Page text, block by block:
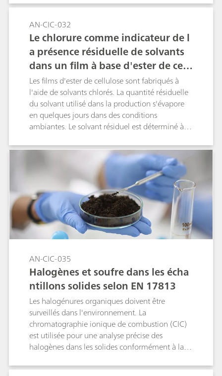
L'utilisation de tels composants et la
concentration respective en halogènes introduits
peuvent être déterminées par couplage CIC
(combustion chromatographie ionique). La
récupération sur l’ensemble du système est
testée à l'aide d'un matériau de référence certifié
(MRC).
AN-CIC-032
Le chlorure comme indicateur de l
a présence résiduelle de solvants
dans un film à base d'ester de cell
ulose
Les films d'ester de cellulose sont fabriqués à
l'aide de solvants chlorés. La quantité résiduelle
du solvant utilisé dans la production s'évapore
en quelques jours dans des conditions
ambiantes. Le solvant résiduel est déterminé à
chlore organique en chlorure par pyrohydrolyse.
Le produit final doit être exempt de tout solvant
chloré. Les concentrations critiques de ces
composés sont donc détectées dans le cadre du
contrôle qualité. L'application de la MiPT dans
cette étude a permis un calibrage précis et
automatisé à partir d'une seule solution
standard.
AN-CIC-035
Halogènes et soufre dans les écha
ntillons solides selon EN 17813
Les halogénures organiques doivent être
surveillés dans l'environnement. La
chromatographie ionique de combustion (CIC)
est utilisée pour une analyse précise des
halogènes dans les solides conformément à la